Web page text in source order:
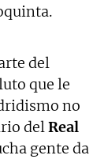
del
que le
no
delReal
gente da